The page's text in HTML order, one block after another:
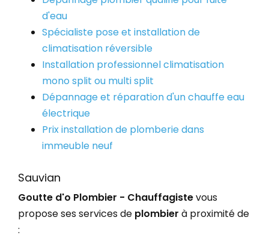
d'eau
Spécialiste pose et installation de
climatisation réversible
Installation professionnel climatisation
mono split ou multi split
Dépannage et réparation d'un chauffe eau
électrique
Prix installation de plomberie dans
immeuble neuf
Sauvian
Goutte d'o Plombier - Chauffagistevous
propose ses services de plombier à proximité de
: